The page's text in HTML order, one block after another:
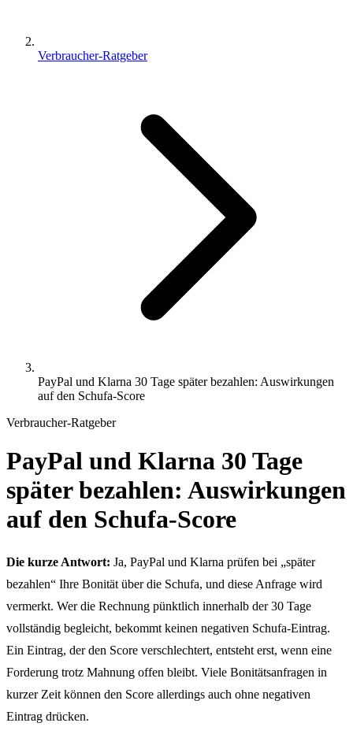
Verbraucher-Ratgeber
PayPal und Klarna 30 Tage später bezahlen: Auswirkungen
auf den Schufa-Score
Verbraucher-Ratgeber
PayPal und Klarna 30 Tage
später bezahlen: Auswirkungen
auf den Schufa-Score
Die kurze Antwort: Ja, PayPal und Klarna prüfen bei „später
bezahlen“ Ihre Bonität über die Schufa, und diese Anfrage wird
vermerkt. Wer die Rechnung pünktlich innerhalb der 30 Tage
vollständig begleicht, bekommt keinen negativen Schufa-Eintrag.
Ein Eintrag, der den Score verschlechtert, entsteht erst, wenn eine
Forderung trotz Mahnung offen bleibt. Viele Bonitätsanfragen in
kurzer Zeit können den Score allerdings auch ohne negativen
Eintrag drücken.